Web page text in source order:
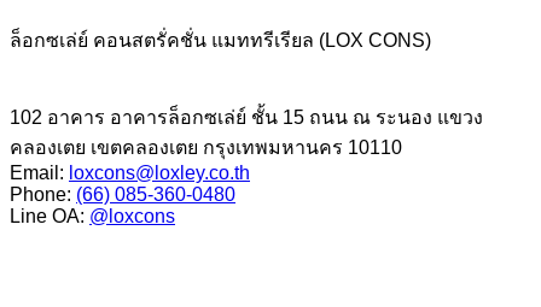
ล็อกซเล่ย์ คอนสตรั่คชั่น แมททรีเรียล (LOX CONS)
102 อาคาร อาคารล็อกซเล่ย์ ชั้น 15 ถนน ณ ระนอง แขวง
คลองเตย เขตคลองเตย กรุงเทพมหานคร 10110
Email: loxcons@loxley.co.th
Phone: (66) 085-360-0480
Line OA: @loxcons